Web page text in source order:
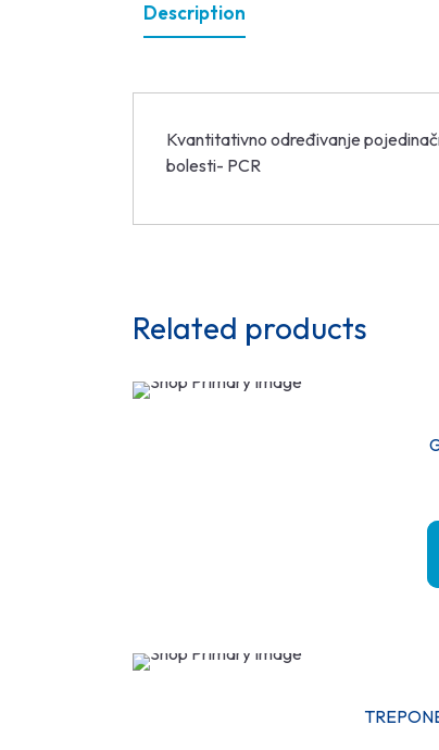
Description
Kvantitativno određivanje
bolesti- PCR
Related products